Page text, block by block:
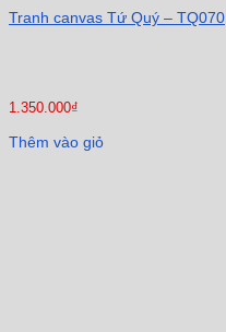
Tranh canvas Tứ Quý – TQ070
1.350.000₫
Thêm vào giỏ